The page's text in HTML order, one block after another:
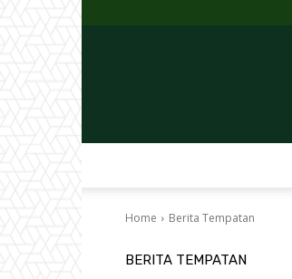
Home Berita Tempatan
BERITA TEMPATAN